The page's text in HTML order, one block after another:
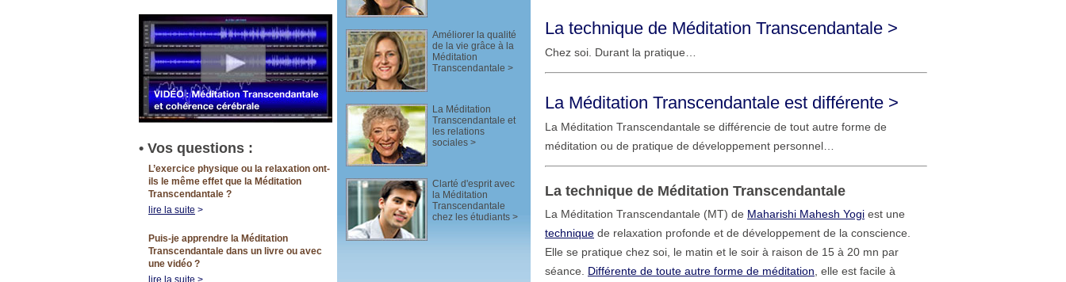
• Vos questions :
L’exercice physique ou la relaxation ont-
ils le même effet que la Méditation
Transcendantale ?
lire la suite >
Puis-je apprendre la Méditation
Transcendantale dans un livre ou avec
une vidéo ?
lire la suite >
Améliorer la qualité
de la vie grâce à la
Méditation
Transcendantale >
La Méditation
Transcendantale et
les relations
sociales >
Clarté d'esprit avec
la Méditation
Transcendantale
chez les étudiants >
La technique de Méditation Transcendantale >
Chez soi. Durant la pratique…
La Méditation Transcendantale est différente >
La Méditation Transcendantale se différencie de tout autre forme de
méditation ou de pratique de développement personnel…
La technique de Méditation Transcendantale
La Méditation Transcendantale (MT) de Maharishi Mahesh Yogi est une
technique de relaxation profonde et de développement de la conscience.
Elle se pratique chez soi, le matin et le soir à raison de 15 à 20 mn par
séance. Différente de toute autre forme de méditation , elle est facile à